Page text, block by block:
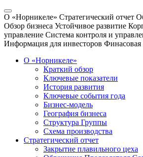
О «Норникеле» Стратегический отчет
Обзор бизнеса Устойчивое развитие
управление Система контроля и
Информация для инвесторов
О «Норникеле»
Краткий обзор
Ключевые показатели
История развития
Ключевые события года
Бизнес-модель
География бизнеса
Структура Группы
Схема производства
Стратегический отчет
Закрытие плавильного цеха